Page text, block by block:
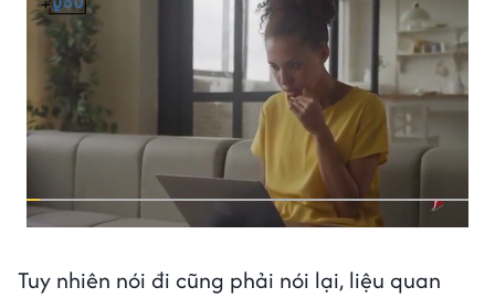
Tuy nhiên nói đi cũng phải nói lại, liệu quan